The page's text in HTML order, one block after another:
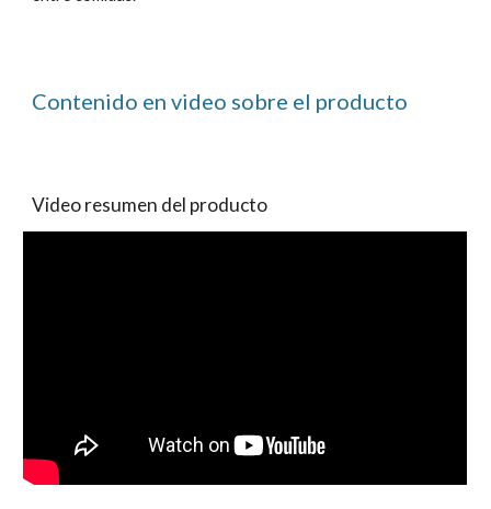
Contenido en video sobre el producto
Video resumen del producto